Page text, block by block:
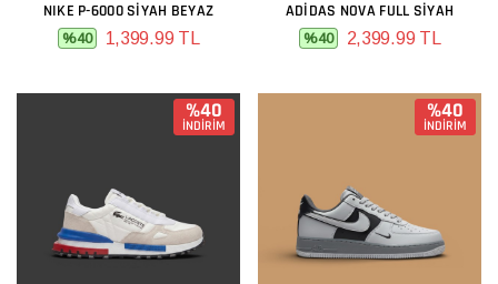
NIKE P-6000 SIYAH BEYAZ
%40 1,399.99 TL
ADIDAS NOVA FULL SIYAH
%40 2,399.99 TL
%40
İNDİRİM
%40
İNDİRİM